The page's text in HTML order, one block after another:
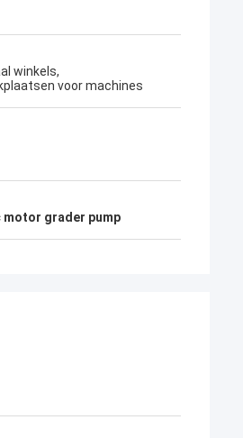
winkels,
voor machines
motor grader pump